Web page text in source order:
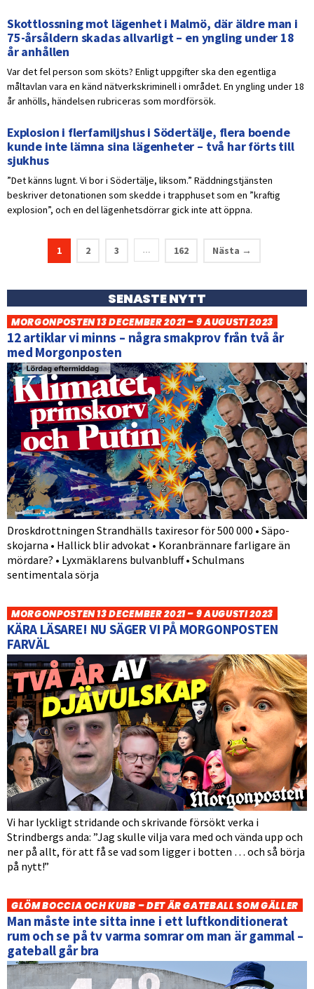
Skottlossning mot lägenhet i Malmö, där äldre man i
75-årsåldern skadas allvarligt – en yngling under 18
år anhållen
Var det fel person som sköts? Enligt uppgifter ska den egentliga
måltavlan vara en känd nätverkskriminell i området. En yngling under 18
år anhölls, händelsen rubriceras som mordförsök.
Explosion i flerfamiljshus i Södertälje, flera boende
kunde inte lämna sina lägenheter – två har förts till
sjukhus
”Det känns lugnt. Vi bor i Södertälje, liksom.” Räddningstjänsten
beskriver detonationen som skedde i trapphuset som en ”kraftig
explosion”, och en del lägenhetsdörrar gick inte att öppna.
1 2 3 … 162 Nästa →
SENASTE NYTT
MORGONPOSTEN 13 DECEMBER 2021 – 9 AUGUSTI 2023
12 artiklar vi minns – några smakprov från två år
med Morgonposten
Droskdrottningen Strandhälls taxiresor för 500 000 • Säpo-
skojarna • Hallick blir advokat • Koranbrännare farligare än
mördare? • Lyxmäklarens bulvanbluff • Schulmans
sentimentala sörja
MORGONPOSTEN 13 DECEMBER 2021 – 9 AUGUSTI 2023
KÄRA LÄSARE! NU SÄGER VI PÅ MORGONPOSTEN
FARVÄL
Vi har lyckligt stridande och skrivande försökt verka i
Strindbergs anda: ”Jag skulle vilja vara med och vända upp och
ner på allt, för att få se vad som ligger i botten … och så börja
på nytt!”
GLÖM BOCCIA OCH KUBB – DET ÄR GATEBALL SOM GÄLLER
Man måste inte sitta inne i ett luftkonditionerat
rum och se på tv varma somrar om man är gammal –
gateball går bra